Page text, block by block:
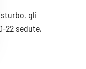
gli
22 sedute,